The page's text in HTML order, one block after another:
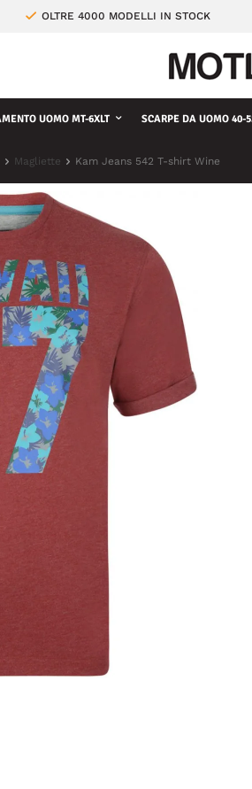
OLTRE 4000 MODELLI IN STOCK
UOMO MT-6XLT SCARPE DA UOMO 40-
Magliette Kam Jeans 542 T-shirt Wine